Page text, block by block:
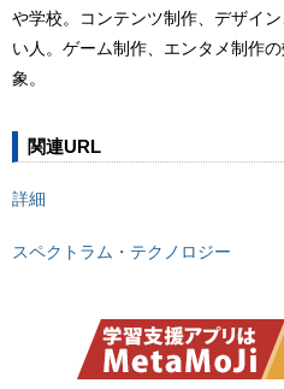
や学校。コンテンツ制作、デザイ
い人。ゲーム制作、エンタメ制作
象。
関連URL
詳細
スペクトラム・テクノロジー